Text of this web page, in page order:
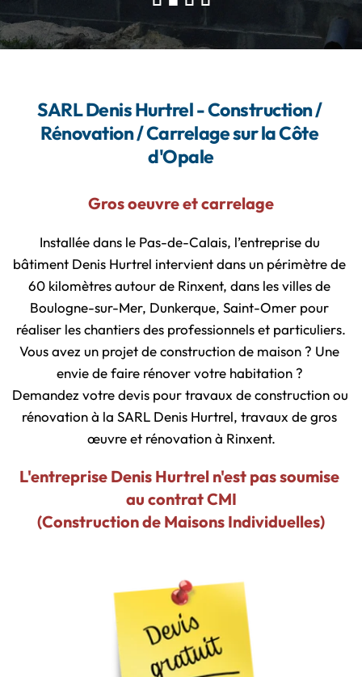
SARL Denis Hurtrel - Construction /
Rénovation / Carrelage sur la Côte
d'Opale
Gros oeuvre et carrelage
Installée dans le Pas-de-Calais, l’entreprise du
bâtiment Denis Hurtrel intervient dans un périmètre de
60 kilomètres autour de Rinxent, dans les villes de
Boulogne-sur-Mer, Dunkerque, Saint-Omer pour
réaliser les chantiers des professionnels et particuliers.
Vous avez un projet de construction de maison ? Une
envie de faire rénover votre habitation ?
Demandez votre devis pour travaux de construction ou
rénovation à la SARL Denis Hurtrel, travaux de gros
œuvre et rénovation à Rinxent.
L'entreprise Denis Hurtrel n'est pas soumise
au contrat CMI
(Construction de Maisons Individuelles)